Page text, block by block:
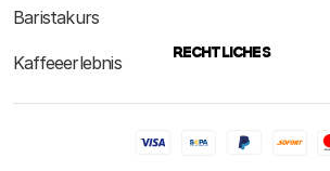
Baristakurs
Kaffeeerlebnis RECHTLICHES